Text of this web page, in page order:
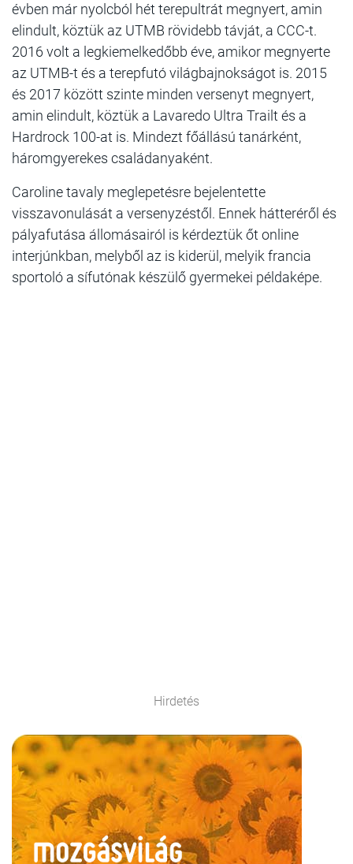
évben már nyolcból hét terepultrát megnyert, amin
elindult, köztük az UTMB rövidebb távját, a CCC-t.
2016 volt a legkiemelkedőbb éve, amikor megnyerte
az UTMB-t és a terepfutó világbajnokságot is. 2015
és 2017 között szinte minden versenyt megnyert,
amin elindult, köztük a Lavaredo Ultra Trailt és a
Hardrock 100-at is. Mindezt főállású tanárként,
háromgyerekes családanyaként.
Caroline tavaly meglepetésre bejelentette
visszavonulását a versenyzéstől. Ennek hátteréről és
pályafutása állomásairól is kérdeztük őt online
interjúnkban, melyből az is kiderül, melyik francia
sportoló a sífutónak készülő gyermekei példaképe.
Hirdetés